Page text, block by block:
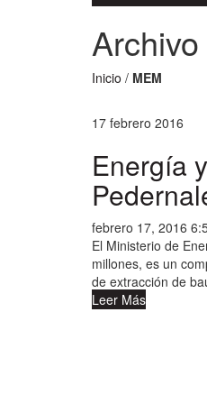
Inicio / MEM
17 febrero 2016
Energía
febrero 17, 2016
El Ministerio de
millones, es un
de extracción de
Leer Más